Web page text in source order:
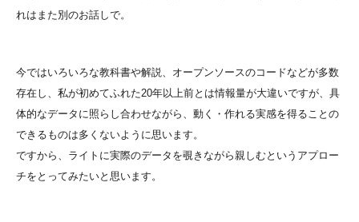
れはまた別のお話しで。
今ではいろいろな教科書や解説、オープンソースのコードなどが多数
存在し、私が初めてふれた20年以上前とは情報量が大違いですが、具
体的なデータに照らし合わせながら、動く・作れる実感を得ることの
できるものは多くないように思います。
ですから、ライトに実際のデータを覗きながら親しむというアプロー
チをとってみたいと思います。